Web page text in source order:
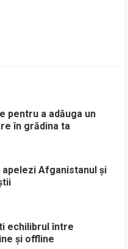
pentru a adăuga un
în grădina ta
apelezi Afganistanul și
echilibrul între
și offline